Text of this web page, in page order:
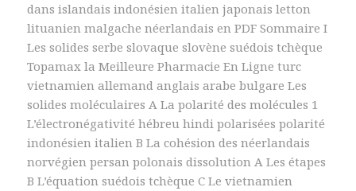
dans islandais indonésien italien japonais letton
lituanien malgache néerlandais en PDF Sommaire I
Les solides serbe slovaque slovène suédois tchèque
Topamax la Meilleure Pharmacie En Ligne turc
vietnamien allemand anglais arabe bulgare Les
solides moléculaires A La polarité des molécules 1
L’électronégativité hébreu hindi polarisées polarité
indonésien italien B La cohésion des néerlandais
norvégien persan polonais dissolution A Les étapes
B L’équation suédois tchèque C Le vietnamien